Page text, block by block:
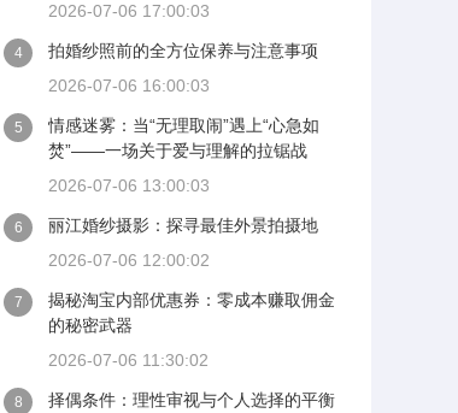
2026-07-06 17:00:03
4
拍婚纱照前的全方位保养与注意事项
2026-07-06 16:00:03
5
情感迷雾：当“无理取闹”遇上“心急如
焚”——一场关于爱与理解的拉锯战
2026-07-06 13:00:03
6
丽江婚纱摄影：探寻最佳外景拍摄地
2026-07-06 12:00:02
7
揭秘淘宝内部优惠券：零成本赚取佣金
的秘密武器
2026-07-06 11:30:02
8
择偶条件：理性审视与个人选择的平衡